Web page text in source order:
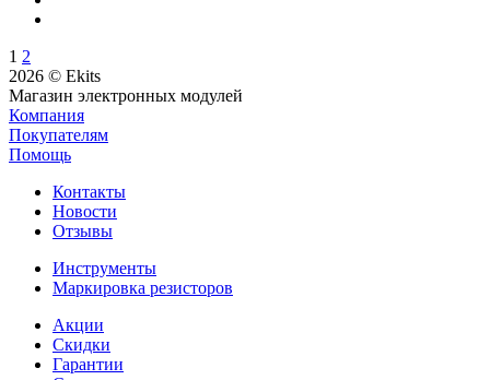
1 2
2026 © Ekits
Магазин электронных модулей
Компания
Покупателям
Помощь
Контакты
Новости
Отзывы
Инструменты
Маркировка резисторов
Акции
Скидки
Гарантии